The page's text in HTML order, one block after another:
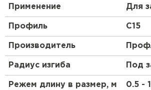
листов для сооружения заборов
Доступная цена. Установка
не потребует много средств.
Поверхность листа имеет
которое предупреждает
выцветание.
Продолжительный срок
Применение Для
Профиль C15
Производитель
Радиус изгиба Под
Режем длину в размер, м 0.5 -